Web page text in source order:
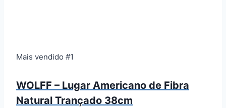
Mais vendido #1
WOLFF – Lugar Americano de Fibra
Natural Trançado 38cm